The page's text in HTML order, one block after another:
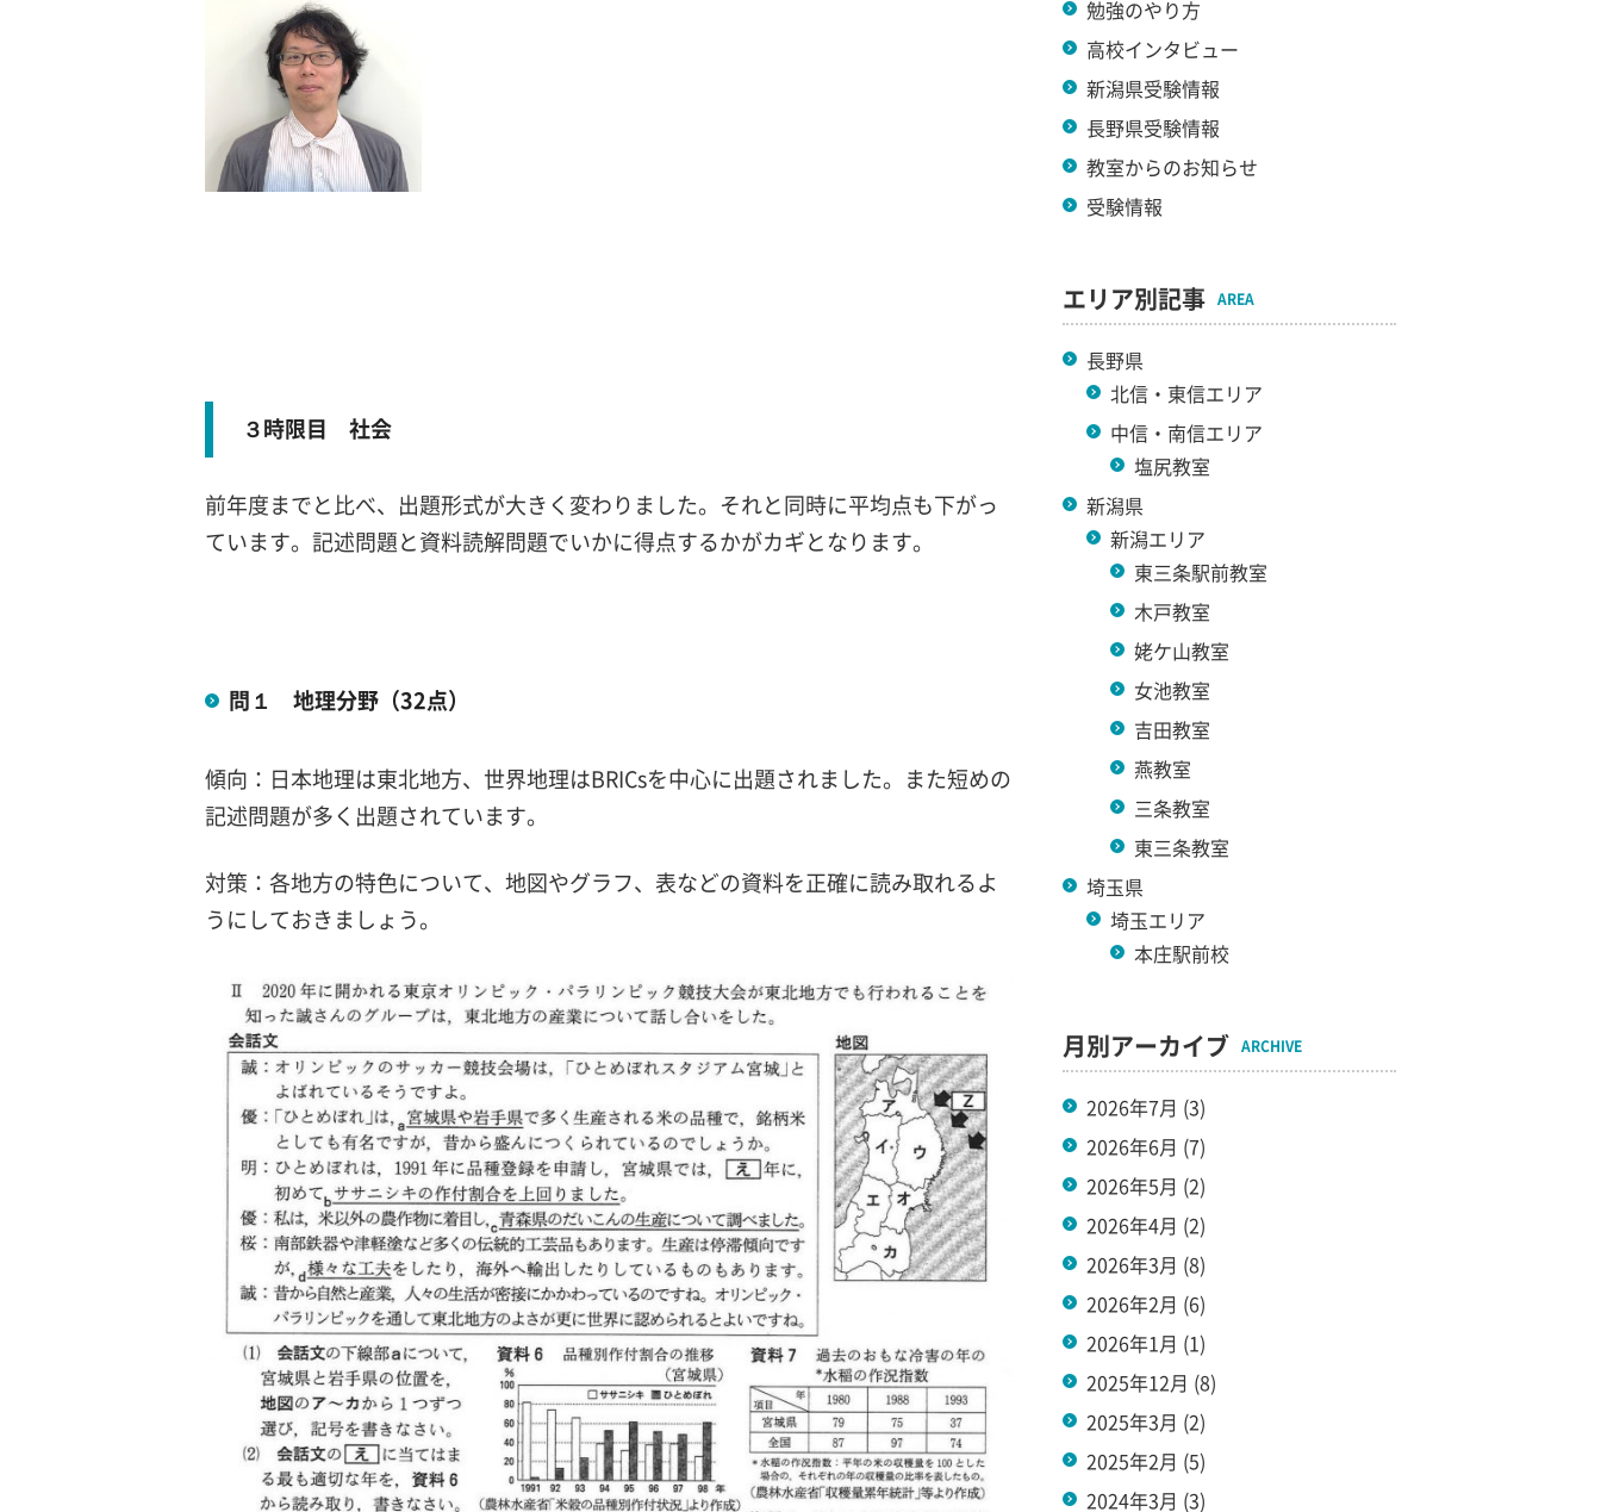
３時限目 社会
前年度までと比べ、出題形式が大きく変わりました。それと同時に平均点も下がっ
ています。記述問題と資料読解問題でいかに得点するかがカギとなります。
問１ 地理分野（32点）
傾向：日本地理は東北地方、世界地理はBRICsを中心に出題されました。また短めの
記述問題が多く出題されています。
対策：各地方の特色について、地図やグラフ、表などの資料を正確に読み取れるよ
うにしておきましょう。
勉強のやり方
高校インタビュー
新潟県受験情報
長野県受験情報
教室からのお知らせ
受験情報
エリア別記事 AREA
長野県
北信・東信エリア
中信・南信エリア
塩尻教室
新潟県
新潟エリア
東三条駅前教室
木戸教室
姥ケ山教室
女池教室
吉田教室
燕教室
三条教室
東三条教室
埼玉県
埼玉エリア
本庄駅前校
月別アーカイブ ARCHIVE
2026年7月 (3)
2026年6月 (7)
2026年5月 (2)
2026年4月 (2)
2026年3月 (8)
2026年2月 (6)
2026年1月 (1)
2025年12月 (8)
2025年3月 (2)
2025年2月 (5)
2024年3月 (3)